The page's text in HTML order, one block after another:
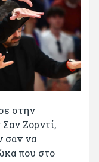
στην
Ζορντί,
σαν να
που στο